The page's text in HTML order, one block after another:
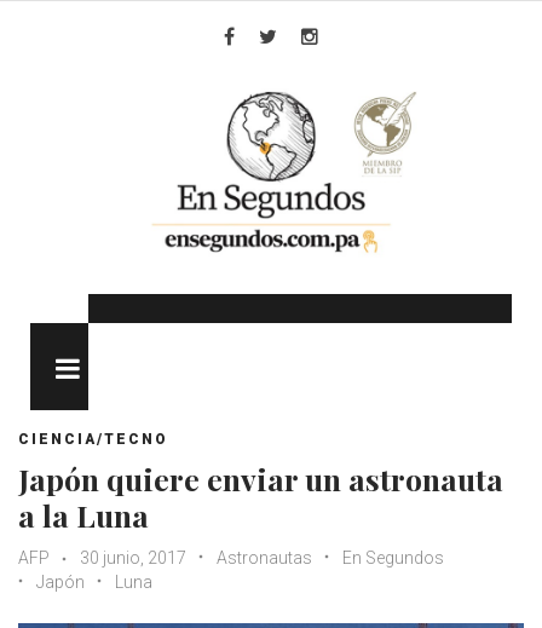
CIENCIA/TECNO
Japón quiere enviar un astronauta
a la Luna
AFP 30 junio, 2017 Astronautas
En Segundos
Japón
Luna